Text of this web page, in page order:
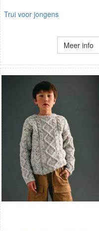
Trui voor jongens
Meer info